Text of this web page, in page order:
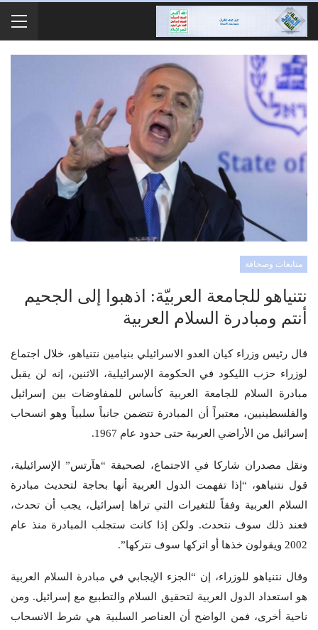
متابعات وصحافة
نتنياهو للجامعة العربيّة: اذهبوا إلى الجحيم
أنتم ومبادرة السلام العربية
قال رئيس وزراء كيان العدو الاسرائيلي بنيامين نتنياهو، خلال اجتماع
لوزراء حزب الليكود في الحكومة الإسرائيلية، الاثنين، إنه لن يقبل
مبادرة السلام للجامعة العربية كأساس للمفاوضات بين إسرائيل
والفلسطينيين، معتبراً أن المبادرة تتضمن جانباً سلبياً وهو انسحاب
إسرائيل من الأراضي العربية حتى حدود عام 1967.
ونقل مصدران شاركا في الاجتماع، لصحيفة “هآرتس” الإسرائيلية،
قول نتنياهو، “إذا تفهمت الدول العربية أنها بحاجة لتحديث مبادرة
السلام العربية وفقاً للتغيرات التي تراها إسرائيل، يجب أن تحدث،
فعند ذلك سوف نتحدث. ولكن إذا كانت ستجلب المبادرة منذ عام
2002 ويقولون خذها أو اتركها سوف نتركها”.
وقال نتنياهو للوزراء، إن “الجزء الإيجابي في مبادرة السلام العربية
هو استعداد الدول العربية لتحقيق السلام والتطبيع مع إسرائيل. ومن
ناحية أخرى، فمن الواضح أن العناصر السلبية هي شرط الانسحاب